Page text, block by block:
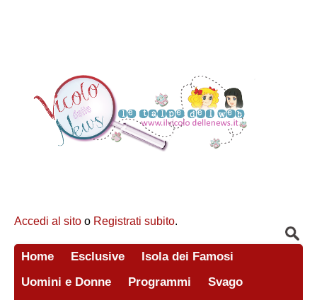
Accedi al sito o Registrati subito.
Home Esclusive
Isola dei Famosi
Uomini e Donne
Programmi
Svago